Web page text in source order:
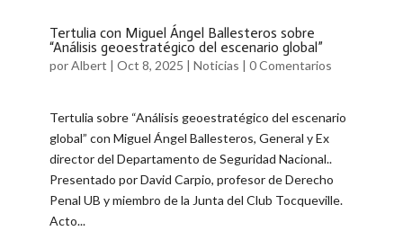
Tertulia con Miguel Ángel Ballesteros sobre
“Análisis geoestratégico del escenario global”
porAlbert | Oct 8, 2025 | Noticias | 0 Comentarios
Tertulia sobre “Análisis geoestratégico del escenario
global” con Miguel Ángel Ballesteros, General y Ex
director del Departamento de Seguridad Nacional..
Presentado por David Carpio, profesor de Derecho
Penal UB y miembro de la Junta del Club Tocqueville.
Acto...